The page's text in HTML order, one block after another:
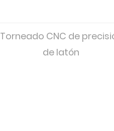
Torneado CNC de
de latón